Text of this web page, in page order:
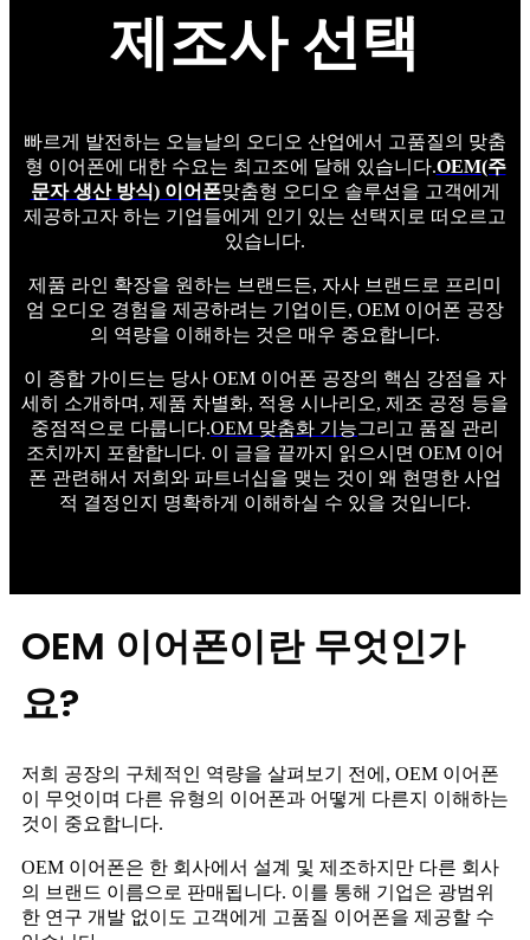
제조사 선택
빠르게 발전하는 오늘날의 오디오 산업에서 고품질의 맞춤
형 이어폰에 대한 수요는 최고조에 달해 있습니다.OEM(주
문자 생산 방식) 이어폰맞춤형 오디오 솔루션을 고객에게
제공하고자 하는 기업들에게 인기 있는 선택지로 떠오르고
있습니다.
제품 라인 확장을 원하는 브랜드든, 자사 브랜드로 프리미
엄 오디오 경험을 제공하려는 기업이든, OEM 이어폰 공장
의 역량을 이해하는 것은 매우 중요합니다.
이 종합 가이드는 당사 OEM 이어폰 공장의 핵심 강점을 자
세히 소개하며, 제품 차별화, 적용 시나리오, 제조 공정 등을
중점적으로 다룹니다.OEM 맞춤화 기능그리고 품질 관리
조치까지 포함합니다. 이 글을 끝까지 읽으시면 OEM 이어
폰 관련해서 저희와 파트너십을 맺는 것이 왜 현명한 사업
적 결정인지 명확하게 이해하실 수 있을 것입니다.
OEM 이어폰이란 무엇인가
요?
저희 공장의 구체적인 역량을 살펴보기 전에, OEM 이어폰
이 무엇이며 다른 유형의 이어폰과 어떻게 다른지 이해하는
것이 중요합니다.
OEM 이어폰은 한 회사에서 설계 및 제조하지만 다른 회사
의 브랜드 이름으로 판매됩니다. 이를 통해 기업은 광범위
한 연구 개발 없이도 고객에게 고품질 이어폰을 제공할 수